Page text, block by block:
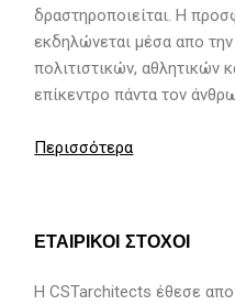
δραστηροποιείται. Η
εκδηλώνεται μέσα απο
πολιτιστικών,
επίκεντρο πάντα τον
Περισσότερα
ΕΤΑΙΡΙΚΟΙ ΣΤΟΧΟΙ
H CSTarchitects έθεσε απο